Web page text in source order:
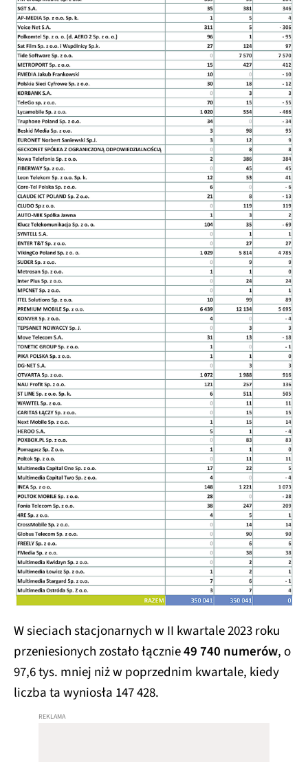
W sieciach stacjonarnych w II kwartale 2023 roku
przeniesionych zostało łącznie49 740 numerów, o
97,6 tys. mniej niż w poprzednim kwartale, kiedy
liczba ta wyniosła 147 428.